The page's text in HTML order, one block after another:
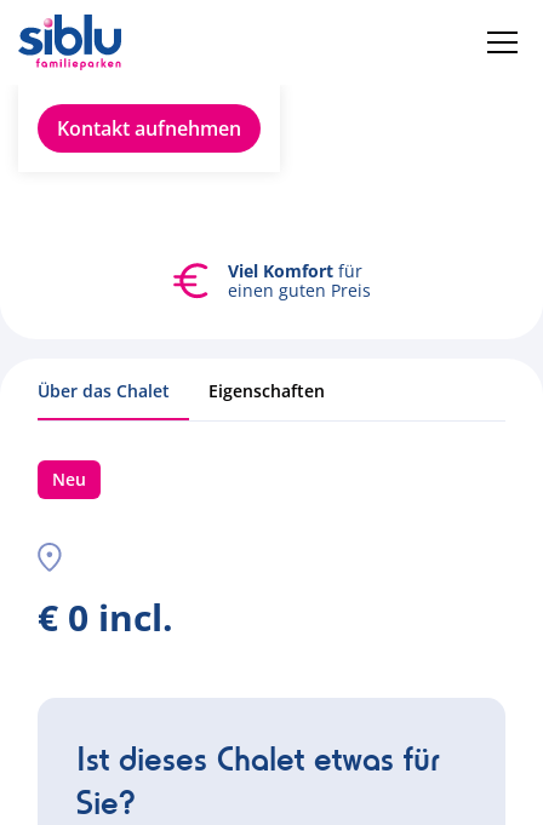
Kontakt aufnehmen
Viel Komfortfür
einen guten Preis
Über das Chalet Eigenschaften
Neu
€ 0 incl.
Ist dieses Chalet etwas für
Sie?